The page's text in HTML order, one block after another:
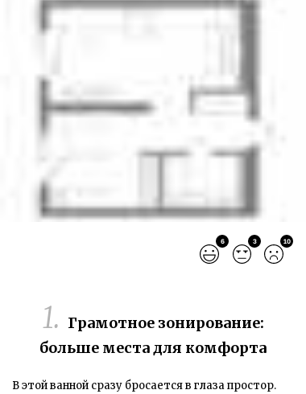
6 3 10
Грамотное зонирование:
больше места для комфорта
В этой ванной сразу бросается в глаза простор.